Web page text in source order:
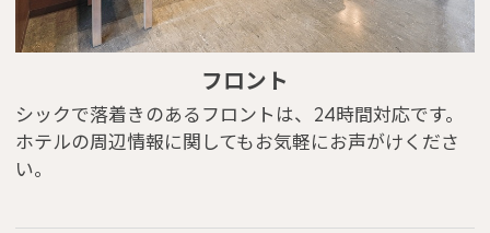
フロント
シックで落着きのあるフロントは、24時間対応です。
ホテルの周辺情報に関してもお気軽にお声がけくださ
い。